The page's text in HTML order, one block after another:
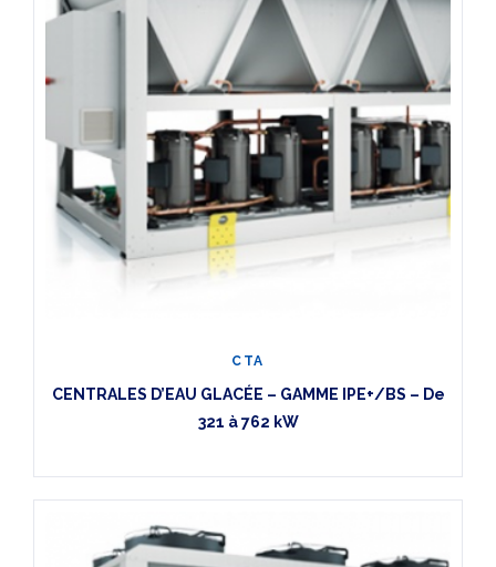
CTA
CENTRALES D’EAU GLACÉE – GAMME IPE+/BS – De
321 à 762 kW